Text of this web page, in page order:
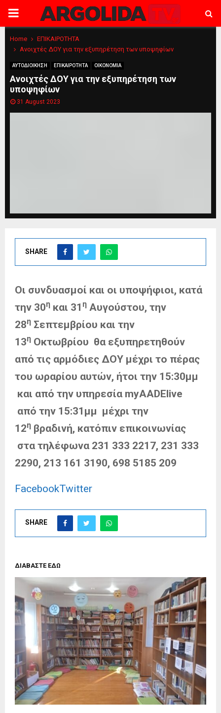
PRIMARY
MENU
Home
ΕΠΙΚΑΙΡΟΤΗΤΑ
Ανοιχτές ΔΟΥ για την εξυπηρέτηση των υποψηφίων
ΑΥΤΟΔΙΟΙΚΗΣΗ ΕΠΙΚΑΙΡΟΤΗΤΑ ΟΙΚΟΝΟΜΙΑ
Ανοιχτές ΔΟΥ για την εξυπηρέτηση των
υποψηφίων
31 August 2023
SHARE
Οι συνδυασμοί και οι υποψήφιοι, κατά
την 30η και 31 η Αυγούστου, την
28η Σεπτεμβρίου και την
13η Οκτωβρίου θα εξυπηρετηθούν
από τις αρμόδιες ΔΟΥ μέχρι το πέρας
του ωραρίου αυτών, ήτοι την 15:30μμ
και από την υπηρεσία myAADElive
από την 15:31μμ μέχρι την
12η βραδινή, κατόπιν επικοινωνίας
στα τηλέφωνα 231 333 2217, 231 333
2290, 213 161 3190, 698 5185 209
FacebookTwitter
SHARE
ΔΙΑΒΑΣΤΕ ΕΔΩ